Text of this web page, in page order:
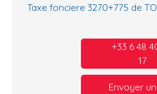
Taxe fonciere 3270+775 de
+33 6 48
17
Envoyer